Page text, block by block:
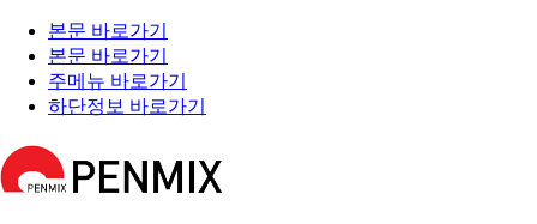
본문 바로가기
본문 바로가기
주메뉴 바로가기
하단정보 바로가기